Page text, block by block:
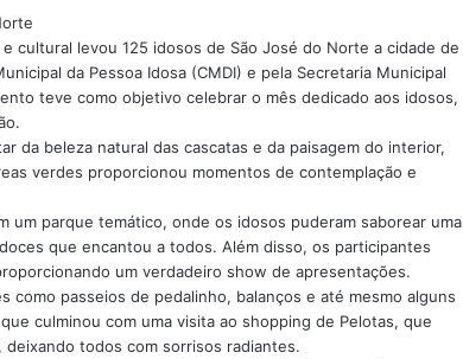
cultural levou 125 idosos de São José do Norte a cidade de
da Pessoa Idosa (CMDI) e pela Secretaria Municipal
teve como objetivo celebrar o mês dedicado aos idosos,
da beleza natural das cascatas e da paisagem do interior,
verdes proporcionou momentos de contemplação e
um parque temático, onde os idosos puderam saborear uma
que encantou a todos. Além disso, os participantes
um verdadeiro show de apresentações.
como passeios de pedalinho, balanços e até mesmo alguns
culminou com uma visita ao shopping de Pelotas, que
todos com sorrisos radiantes.